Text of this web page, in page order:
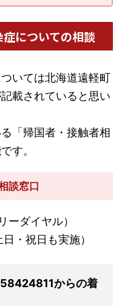
についての相談
いては北海道遠軽町
載されていると思い
「帰国者・接触者相
す。
談窓口
ダイヤル）
・祝日も実施）
からの着